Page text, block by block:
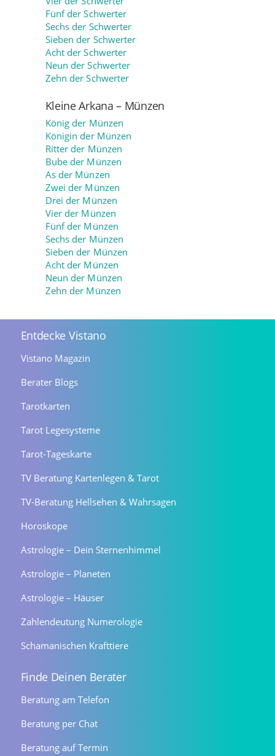
Fünf der Schwerter
Sechs der Schwerter
Sieben der Schwerter
Acht der Schwerter
Neun der Schwerter
Zehn der Schwerter
Kleine Arkana – Münzen
König der Münzen
Königin der Münzen
Ritter der Münzen
Bube der Münzen
As der Münzen
Zwei der Münzen
Drei der Münzen
Vier der Münzen
Fünf der Münzen
Sechs der Münzen
Sieben der Münzen
Acht der Münzen
Neun der Münzen
Zehn der Münzen
Entdecke Vistano
Vistano Magazin
Berater Blogs
Tarotkarten
Tarot Legesysteme
Tarot-Tageskarte
TV Beratung Kartenlegen & Tarot
TV-Beratung Hellsehen & Wahrsagen
Horoskope
Astrologie – Dein Sternenhimmel
Astrologie – Planeten
Astrologie – Häuser
Zahlendeutung Numerologie
Schamanischen Krafttiere
Finde Deinen Berater
Beratung am Telefon
Beratung per Chat
Beratung auf Termin